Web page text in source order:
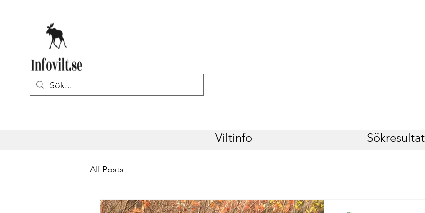
Viltinfo Sökresultat
All Posts